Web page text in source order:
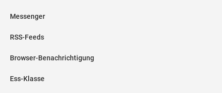
Messenger
RSS-Feeds
Browser-Benachrichtigung
Ess-Klasse